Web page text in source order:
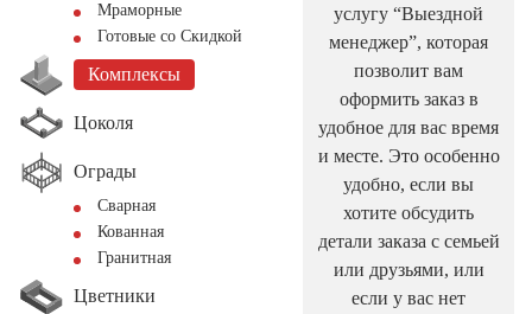
Мраморные
Готовые со Скидкой
Комплексы
Цоколя
Ограды
Сварная
Кованная
Гранитная
Цветники
услугу “Выездной
менеджер”, которая
позволит вам
оформить заказ в
удобное для вас время
и месте. Это особенно
удобно, если вы
хотите обсудить
детали заказа с семьей
или друзьями, или
если у вас нет